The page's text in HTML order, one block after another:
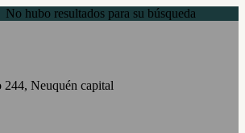
No hubo resultados para su búsqueda
Neuquén capital